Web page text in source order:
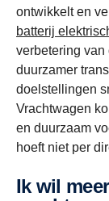
ontwikkelt en
batterij
verbetering van
duurzamer
doelstellingen
Vrachtwagen
en duurzaam
hoeft niet per
Ik wil meer weten over de